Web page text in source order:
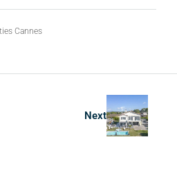
Cannes
Next